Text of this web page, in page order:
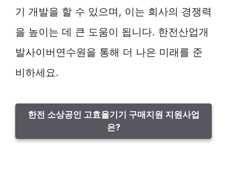
기 개발을 할 수 있으며, 이는 회사의 경쟁력
을 높이는 데 큰 도움이 됩니다. 한전산업개
발사이버연수원을 통해 더 나은 미래를 준
비하세요.
한전 소상공인 고효율기기 구매지원 지원사업
은?